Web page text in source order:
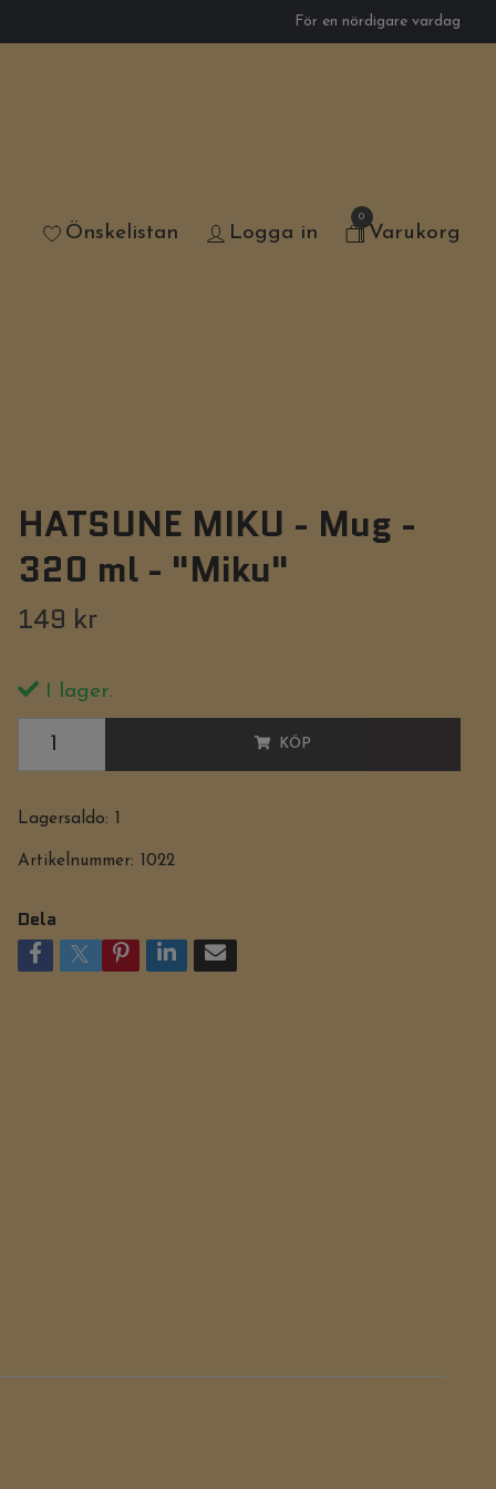
För en nördigare vardag
Önskelistan Logga in
0
Varukorg
HATSUNE MIKU - Mug -
320 ml - "Miku"
149 kr
I lager.
KÖP
Lagersaldo:
Artikelnummer: 1022
Dela